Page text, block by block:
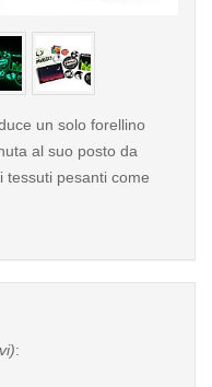
un solo forellino
al suo posto da
tessuti pesanti come
: